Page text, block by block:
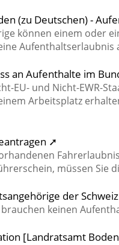
(zu Deutschen) -
können einem oder
an Aufenthalte im
EU- und Nicht-EWR-
Arbeitsplatz
➚
müssen Sie
der
keinen
[Landratsamt